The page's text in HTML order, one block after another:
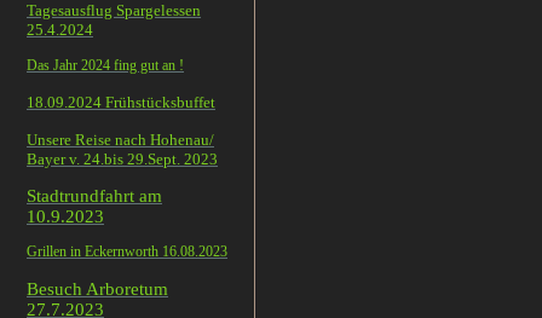
Tagesausflug Spargelessen
25.4.2024
Das Jahr 2024 fing gut an !
18.09.2024 Frühstücksbuffet
Unsere Reise nach Hohenau/
Bayer v. 24.bis 29.Sept. 2023
Stadtrundfahrt am
10.9.2023
Grillen in Eckernworth 16.08.2023
Besuch Arboretum
27.7.2023